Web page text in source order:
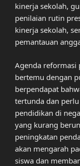
kinerja sekolah,
penilaian rutin
kinerja sekolah,
pemantauan
Agenda reformasi
bertemu dengan
berpendapat
tertunda dan
pendidikan di
yang kurang
peningkatan
akan mengarah
siswa dan